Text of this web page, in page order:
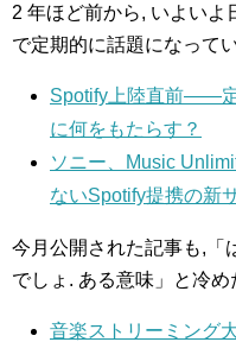
2 年ほど前から, いよいよ
で定期的に話題になって
Spotify上陸直前――
に何をもたらす？
ソニー、Music
ないSpotify提携の新
今月公開された記事も,「
でしょ. ある意味」と冷め
音楽ストリーミング